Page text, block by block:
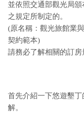
並依照交通部觀光局頒
之規定所制定的。
(原名稱：觀光旅館業
契約範本)
請務必了解相關的訂房
首先介紹一下悠遊墾
解。